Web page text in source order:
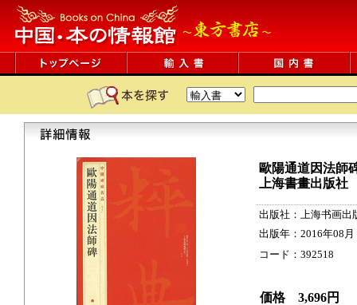
歐陽通道因法師
上海書畫出版
出版社：上海书画出
出版年：2016年08月
コード：392518
価格 3,696円